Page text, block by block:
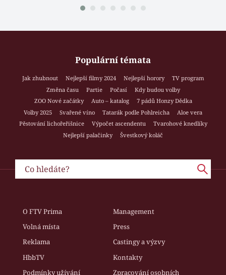
Populární témata
Jak zhubnout Nejlepší filmy 2024 Nejlepší horory
TV program
Změna času
Partie Počasí
Kdy budou volby
ZOO Nové začátky
Auto – katalog
7 pádů Honzy Dědka
Volby 2025
Svařené víno Tatarák podle Pohlreicha
Aloe vera
Pěstování lichořeřišnice
Výpočet ascendentu
Tvarohové knedlíky
Nejlepší palačinky
Švestkový koláč
O FTV Prima
Management
Volná místa
Press
Reklama
Castingy a výzvy
HbbTV
Kontakty
Podmínky užívání
Zpracování osobních